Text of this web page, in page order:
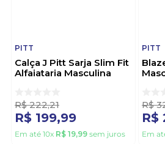
PITT
Calça J Pitt Sarja Slim Fit
Alfaiataria Masculina
R$ 222,21
R$ 199,99
Em até 10x R$ 19,99 sem juros
PITT
R$
R$
Em